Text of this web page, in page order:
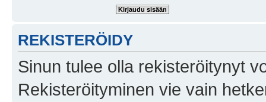
REKISTERÖIDY
Sinun tulee olla rekisteröitynyt
Rekisteröityminen vie vain